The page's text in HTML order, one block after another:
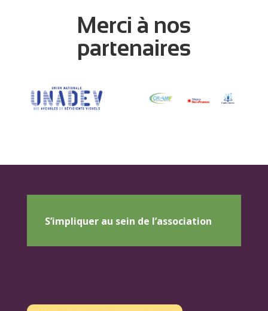
Merci à nos
partenaires
S’impliquer au sein de l’association